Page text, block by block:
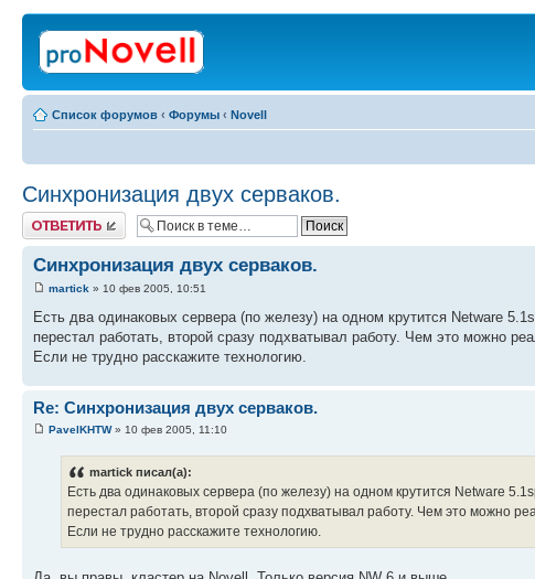
Список форумов ‹ Форумы ‹ Novell
Синхронизация двух серваков.
Ответить
Синхронизация двух серваков.
martick » 10 фев 2005, 10:51
Есть два одинаковых сервера (по железу) на одном крутится Netware
перестал работать, второй сразу подхватывал работу. Чем это можно
Если не трудно расскажите технологию.
Re: Синхронизация двух серваков.
PavelKHTW» 10 фев 2005, 11:10
martick писал(а):
Есть два одинаковых сервера (по железу) на одном крутится Netware
перестал работать, второй сразу подхватывал работу. Чем это можно
Если не трудно расскажите технологию.